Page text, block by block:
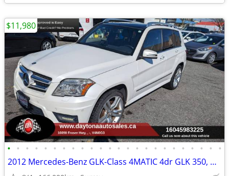
• • • • • • • • • • • • • • • • • • • • • • • •
2012 Mercedes-Benz GLK-Class 4MATIC 4dr GLK 350, pano roof,
$11,980